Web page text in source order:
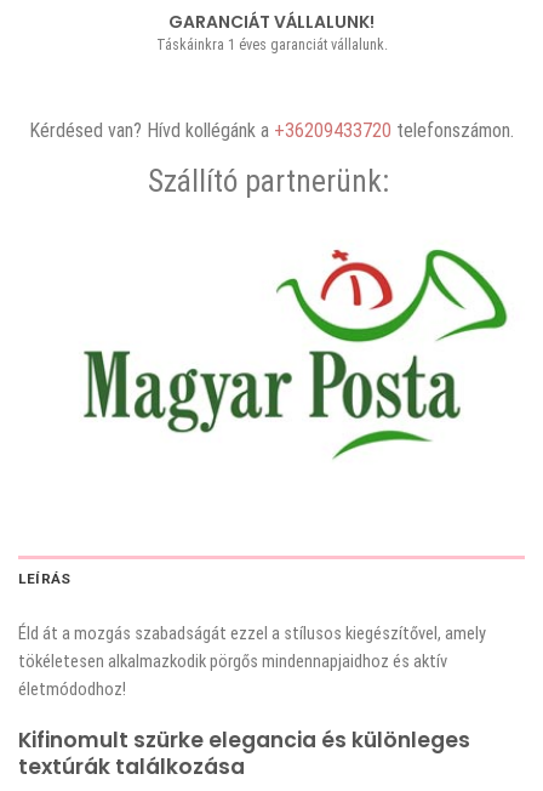
GARANCIÁT VÁLLALUNK!
Táskáinkra 1 éves garanciát vállalunk.
Kérdésed van? Hívd kollégánk a +36209433720 telefonszámon.
Szállító partnerünk:
LEÍRÁS
Éld át a mozgás szabadságát ezzel a stílusos kiegészítővel, amely
tökéletesen alkalmazkodik pörgős mindennapjaidhoz és aktív
életmódodhoz!
Kifinomult szürke elegancia és különleges
textúrák találkozása